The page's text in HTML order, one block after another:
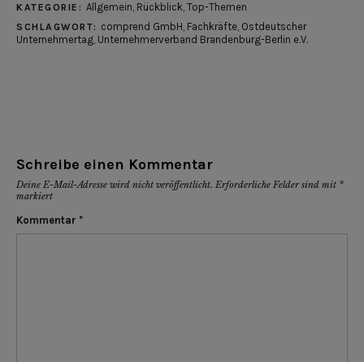
KATEGORIE: Allgemein, Rückblick, Top-Themen
SCHLAGWORT: comprend GmbH, Fachkräfte, Ostdeutscher
Unternehmertag, Unternehmerverband Brandenburg-Berlin e.V.
Schreibe einen Kommentar
Deine E-Mail-Adresse wird nicht veröffentlicht. Erforderliche Felder sind mit *
markiert
Kommentar *